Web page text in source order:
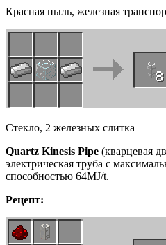
Красная пыль, железная
Стекло, 2 железных слитка
Quartz Kinesis Pipe (кварцевая
электрическая труба с
способностью 64MJ/t.
Рецепт: